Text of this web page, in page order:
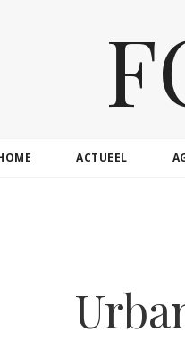
ACTUEEL